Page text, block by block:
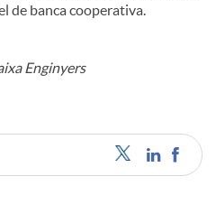
de banca cooperativa.
Enginyers